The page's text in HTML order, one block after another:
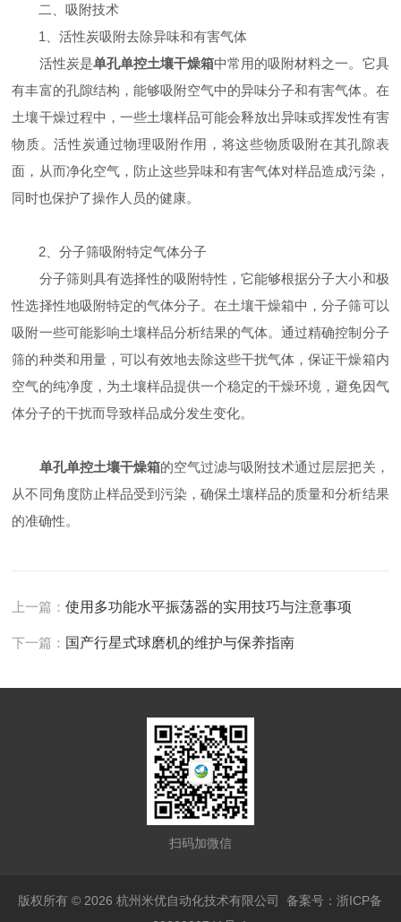
二、吸附技术
1、活性炭吸附去除异味和有害气体
活性炭是单孔单控土壤干燥箱中常用的吸附材料之一。它具
有丰富的孔隙结构，能够吸附空气中的异味分子和有害气体。在
土壤干燥过程中，一些土壤样品可能会释放出异味或挥发性有害
物质。活性炭通过物理吸附作用，将这些物质吸附在其孔隙表
面，从而净化空气，防止这些异味和有害气体对样品造成污染，
同时也保护了操作人员的健康。
2、分子筛吸附特定气体分子
分子筛则具有选择性的吸附特性，它能够根据分子大小和极
性选择性地吸附特定的气体分子。在土壤干燥箱中，分子筛可以
吸附一些可能影响土壤样品分析结果的气体。通过精确控制分子
筛的种类和用量，可以有效地去除这些干扰气体，保证干燥箱内
空气的纯净度，为土壤样品提供一个稳定的干燥环境，避免因气
体分子的干扰而导致样品成分发生变化。
单孔单控土壤干燥箱的空气过滤与吸附技术通过层层把关，
从不同角度防止样品受到污染，确保土壤样品的质量和分析结果
的准确性。
上一篇：使用多功能水平振荡器的实用技巧与注意事项
下一篇： 国产行星式球磨机的维护与保养指南
扫码加微信
版权所有 © 2026 杭州米优自动化技术有限公司备案号：浙ICP备